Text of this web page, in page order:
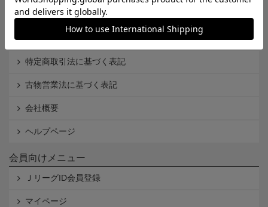
個人情報保護方針
Cookieポリシー
特定商取引法に基づく表記
古物営業法に基づく表記
会社概要
ヘルプページ
会員向けメニュー
ＪリーグID会員登録
マイページ